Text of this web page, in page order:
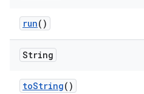
run()
String
toString()